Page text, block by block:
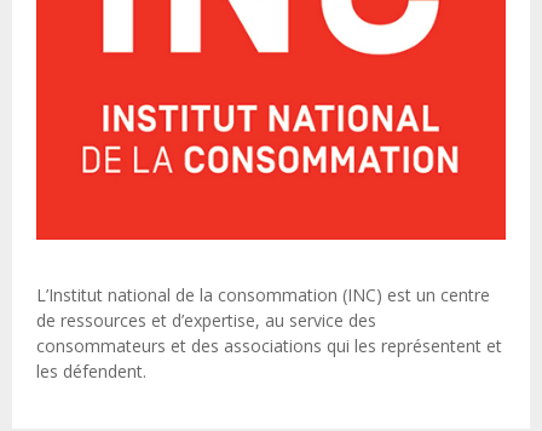
L’Institut national de la consommation (INC) est un centre
de ressources et d’expertise, au service des
consommateurs et des associations qui les représentent et
les défendent.